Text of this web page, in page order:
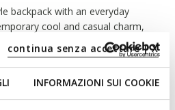
INFORMAZIONI SUI COOKIE
continua senza accettare | X
backpack with an everyday
cool and casual charm,
backpack with a laid-back
crafted from supple leather and